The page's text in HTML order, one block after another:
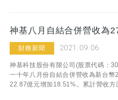
神基八月自結合併營收為
財務新聞 2021.09.06
神基科技股份有限公司(股票代碼：
一十年八月份自結合併營收為新台
22.87億元增加18.51%。累計營收